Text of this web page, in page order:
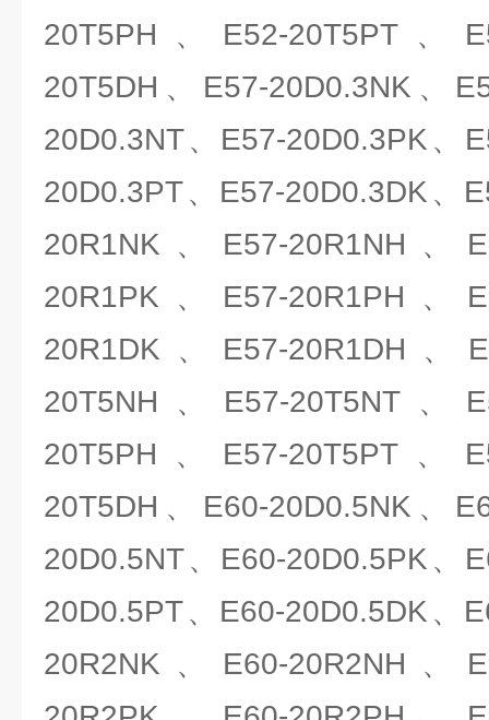
20T5PH、E52-20T5PT、
20T5DH、E57-20D0.3NK、
20D0.3NT、E57-20D0.3PK、
20D0.3PT、E57-20D0.3DK、
20R1NK、E57-20R1NH、
20R1PK、E57-20R1PH、
20R1DK、E57-20R1DH、
20T5NH、E57-20T5NT、
20T5PH、E57-20T5PT、
20T5DH、E60-20D0.5NK、
20D0.5NT、E60-20D0.5PK、
20D0.5PT、E60-20D0.5DK、
20R2NK、E60-20R2NH、